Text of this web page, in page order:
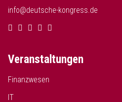
info@deutsche-kongress.de
Veranstaltungen
Finanzwesen
IT